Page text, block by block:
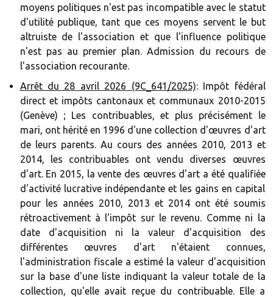
moyens politiques n'est pas incompatible avec le statut
d'utilité publique, tant que ces moyens servent le but
altruiste de l'association et que l'influence politique
n'est pas au premier plan. Admission du recours de
l'association recourante.
Arrêt du 28 avril 2026 (9C_641/2025): Impôt fédéral
direct et impôts cantonaux et communaux 2010-2015
(Genève) ; Les contribuables, et plus précisément le
mari, ont hérité en 1996 d'une collection d'œuvres d'art
de leurs parents. Au cours des années 2010, 2013 et
2014, les contribuables ont vendu diverses œuvres
d'art. En 2015, la vente des œuvres d'art a été qualifiée
d'activité lucrative indépendante et les gains en capital
pour les années 2010, 2013 et 2014 ont été soumis
rétroactivement à l'impôt sur le revenu. Comme ni la
date d'acquisition ni la valeur d'acquisition des
différentes œuvres d'art n'étaient connues,
l'administration fiscale a estimé la valeur d'acquisition
sur la base d'une liste indiquant la valeur totale de la
collection, qu'elle avait reçue du contribuable. Elle a